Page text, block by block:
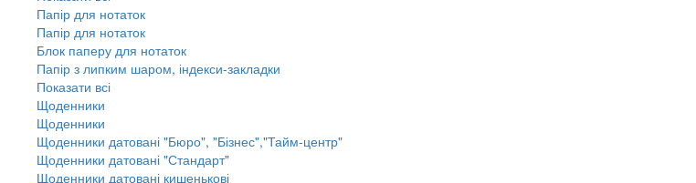
Папір для нотаток
Папір для нотаток
Блок паперу для нотаток
Папір з липким шаром, індекси-закладки
Показати всі
Щоденники
Щоденники
Щоденники датовані "Бюро", "Бізнес","Тайм-центр"
Щоденники датовані "Стандарт"
Щоденники датовані кишенькові